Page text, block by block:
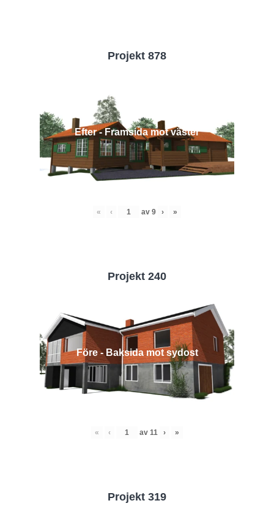
Projekt 878
Efter - Framsida mot väster
« ‹ av 9 › »
Projekt 240
Före - Baksida mot sydost
« ‹ av 11 › »
Projekt 319